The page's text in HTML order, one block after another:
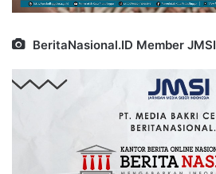
BeritaNasional.ID Member JMSI